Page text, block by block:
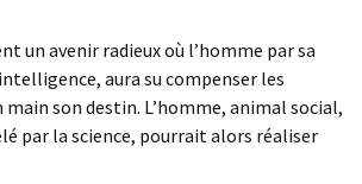
un avenir radieux où l’homme par sa
aura su compenser les
son destin. L’homme, animal social,
par la science, pourrait alors réaliser
connectée… mais à quoi ?